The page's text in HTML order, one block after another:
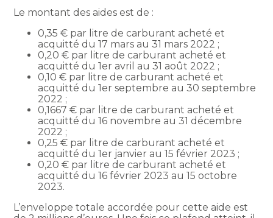
Le montant des aides est de :
0,35 € par litre de carburant acheté et
acquitté du 17 mars au 31 mars 2022 ;
0,20 € par litre de carburant acheté et
acquitté du 1er avril au 31 août 2022 ;
0,10 € par litre de carburant acheté et
acquitté du 1er septembre au 30 septembre
2022 ;
0,1667 € par litre de carburant acheté et
acquitté du 16 novembre au 31 décembre
2022 ;
0,25 € par litre de carburant acheté et
acquitté du 1er janvier au 15 février 2023 ;
0,20 € par litre de carburant acheté et
acquitté du 16 février 2023 au 15 octobre
2023.
L’enveloppe totale accordée pour cette aide est